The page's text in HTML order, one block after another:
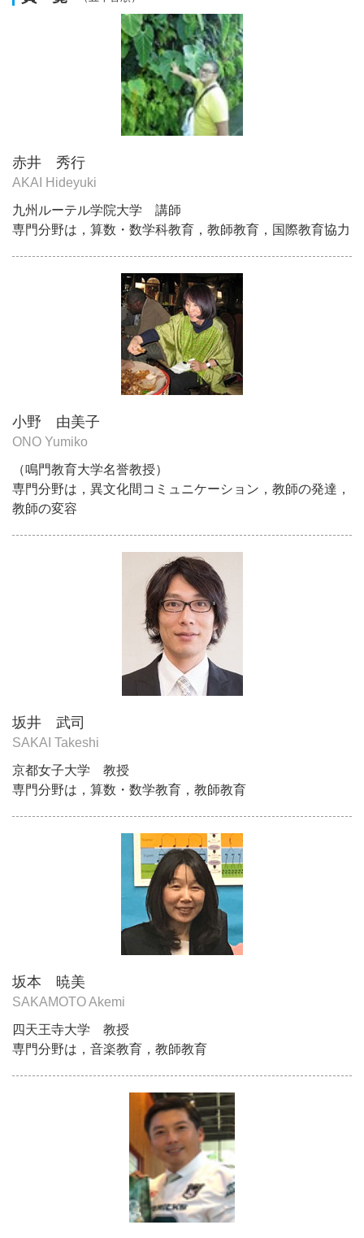
赤井 秀行
AKAI Hideyuki
九州ルーテル学院大学 講師
専門分野は，算数・数学科教育，教師教育，国際教育協力
小野 由美子
ONO Yumiko
（鳴門教育大学名誉教授）
専門分野は，異文化間コミュニケーション，教師の発達，
教師の変容
坂井 武司
SAKAI Takeshi
京都女子大学 教授
専門分野は，算数・数学教育，教師教育
坂本 暁美
SAKAMOTO Akemi
四天王寺大学 教授
専門分野は，音楽教育，教師教育